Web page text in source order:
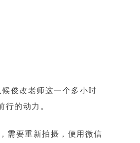
俊改老师这一个多小时
的动力。
需要重新拍摄，便用微信